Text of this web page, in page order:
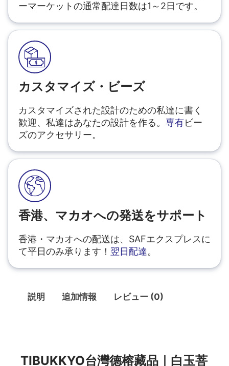
ーマーケットの通常配達日数は1～2日です。
カスタマイズ・ビーズ
カスタマイズされた設計のための私達に書く
歓迎、私達はあなたの設計を作る。 専有ビー
ズのアクセサリー。
香港、マカオへの発送をサポート
香港・マカオへの配送は、SAFエクスプレスに
て平日のみ承ります！ 翌日配達。
説明 追加情報 レビュー (0)
TIBUKKYO台灣德榕藏品｜白玉菩